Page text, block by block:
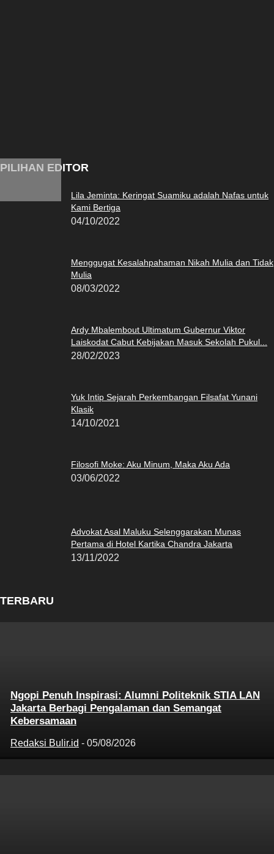
PILIHAN EDITOR
Lila Jeminta: Keringat Suamiku adalah Nafas untuk
Kami Bertiga
04/10/2022
Menggugat Kesalahpahaman Nikah Mulia dan Tidak
Mulia
08/03/2022
Ardy Mbalembout Ultimatum Gubernur Viktor
Laiskodat Cabut Kebijakan Masuk Sekolah Pukul...
28/02/2023
Yuk Intip Sejarah Perkembangan Filsafat Yunani
Klasik
14/10/2021
Filosofi Moke: Aku Minum, Maka Aku Ada
03/06/2022
Advokat Asal Maluku Selenggarakan Munas
Pertama di Hotel Kartika Chandra Jakarta
13/11/2022
TERBARU
Ngopi Penuh Inspirasi: Alumni Politeknik STIA LAN
Jakarta Berbagi Pengalaman dan Semangat
Kebersamaan
Redaksi Bulir.id - 05/08/2026